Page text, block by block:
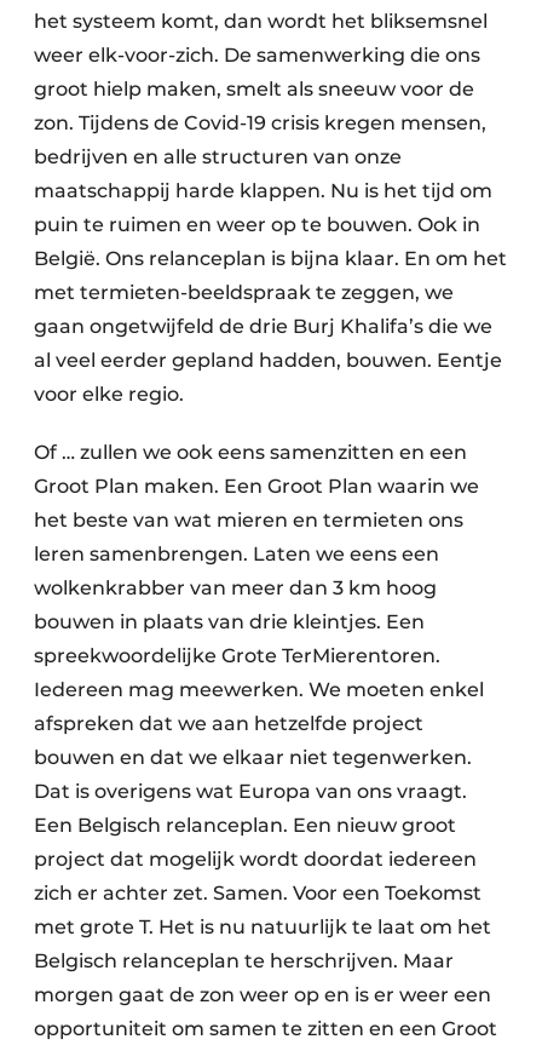
het systeem komt, dan wordt het bliksemsnel
weer elk-voor-zich. De samenwerking die ons
groot hielp maken, smelt als sneeuw voor de
zon. Tijdens de Covid-19 crisis kregen mensen,
bedrijven en alle structuren van onze
maatschappij harde klappen. Nu is het tijd om
puin te ruimen en weer op te bouwen. Ook in
België. Ons relanceplan is bijna klaar. En om het
met termieten-beeldspraak te zeggen, we
gaan ongetwijfeld de drie Burj Khalifa’s die we
al veel eerder gepland hadden, bouwen. Eentje
voor elke regio.
Of … zullen we ook eens samenzitten en een
Groot Plan maken. Een Groot Plan waarin we
het beste van wat mieren en termieten ons
leren samenbrengen. Laten we eens een
wolkenkrabber van meer dan 3 km hoog
bouwen in plaats van drie kleintjes. Een
spreekwoordelijke Grote TerMierentoren.
Iedereen mag meewerken. We moeten enkel
afspreken dat we aan hetzelfde project
bouwen en dat we elkaar niet tegenwerken.
Dat is overigens wat Europa van ons vraagt.
Een Belgisch relanceplan. Een nieuw groot
project dat mogelijk wordt doordat iedereen
zich er achter zet. Samen. Voor een Toekomst
met grote T. Het is nu natuurlijk te laat om het
Belgisch relanceplan te herschrijven. Maar
morgen gaat de zon weer op en is er weer een
opportuniteit om samen te zitten en een Groot